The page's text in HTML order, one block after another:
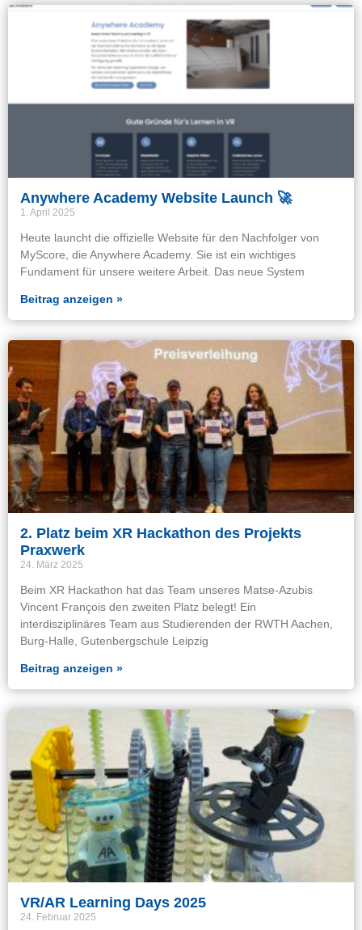
Anywhere Academy Website Launch 🚀
1. April 2025
Heute launcht die offizielle Website für den Nachfolger von
MyScore, die Anywhere Academy. Sie ist ein wichtiges
Fundament für unsere weitere Arbeit. Das neue System
Beitrag anzeigen »
2. Platz beim XR Hackathon des Projekts
Praxwerk
24. März 2025
Beim XR Hackathon hat das Team unseres Matse-Azubis
Vincent François den zweiten Platz belegt! Ein
interdisziplinäres Team aus Studierenden der RWTH Aachen,
Burg-Halle, Gutenbergschule Leipzig
Beitrag anzeigen »
VR/AR Learning Days 2025
24. Februar 2025